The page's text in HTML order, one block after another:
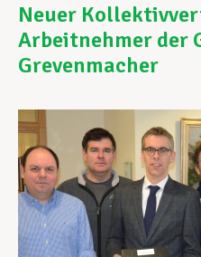
Ihre Rechte
Berufliche
Mitglied werden
Neuer
Arbeitnehmer der
Grevenmacher